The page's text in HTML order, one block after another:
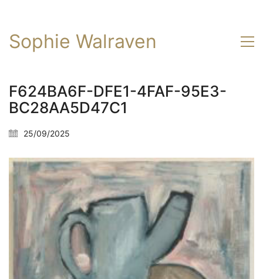
Sophie Walraven
F624BA6F-DFE1-4FAF-95E3-
BC28AA5D47C1
25/09/2025